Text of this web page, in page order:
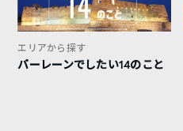
エリアから探す
バーレーンでしたい14のこと